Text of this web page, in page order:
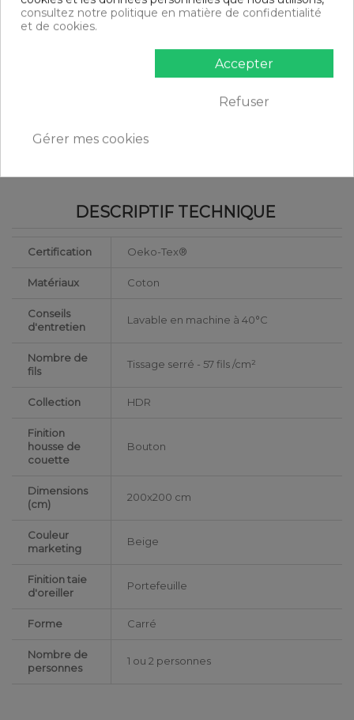
Housse de couette
200 x 200 cm : 1-2 personnes
240 x 260 cm : 2 personnes
CONTENU
DESCRIPTIF TECHNIQUE
Certification Oeko-Tex®
Matériaux Coton
Conseils
d'entretien
Lavable en machine à 40°C
Nombre de
fils
Tissage serré - 57 fils /cm²
Collection HDR
Finition
housse de
couette
Bouton
Dimensions
(cm)
200x200 cm
Couleur
marketing
Beige
Finition taie
d'oreiller
Portefeuille
Forme Carré
Nombre de
personnes
1 ou 2 personnes
consultez notre politique en matière de confidentialité
et de cookies.
Accepter
Refuser
Gérer mes cookies